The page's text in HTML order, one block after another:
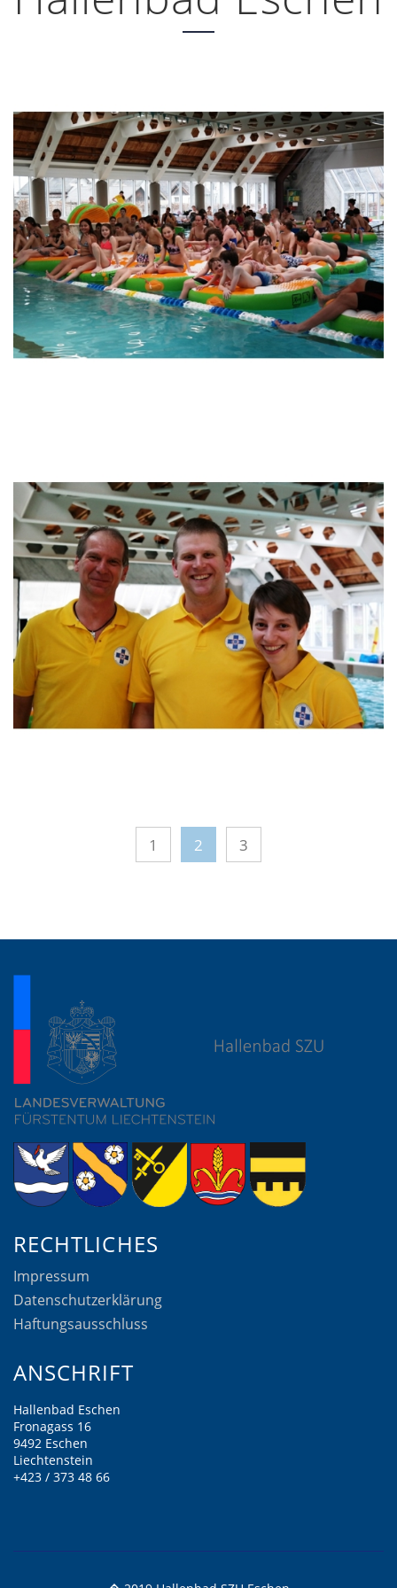
1 2 3
RECHTLICHES
Impressum
Datenschutzerklärung
Haftungsausschluss
ANSCHRIFT
Hallenbad Eschen
Fronagass 16
9492 Eschen
Liechtenstein
+423 / 373 48 66